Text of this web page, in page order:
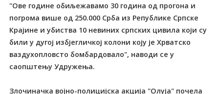
"Ове године обиљежавамо 30 година од прогона и
погрома више од 250.000 Срба из Републике Српске
Крајине и убиства 10 невиних српских цивила који су
били у дугој избјегличкој колони коју је Хрватско
ваздухопловсто бомбардовало", наводи се у
саопштењу Удружења.
Злочиначка војно-полицијска акција "Олуја" почела